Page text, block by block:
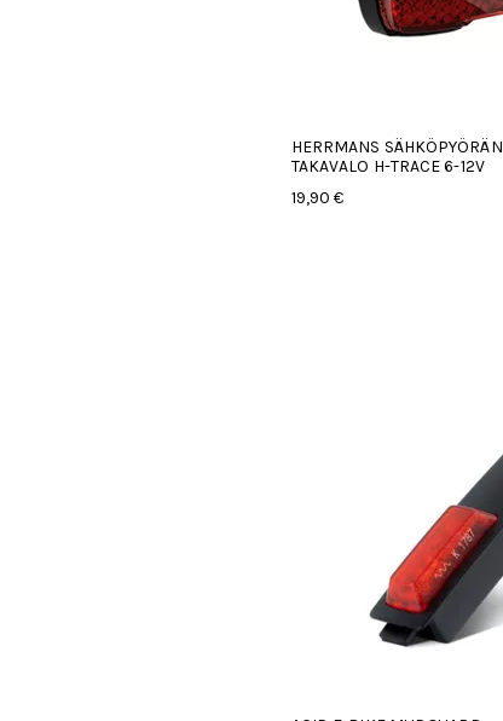
HERRMANS SÄHKÖPYÖRÄN
TAKAVALO H-TRACE 6-12V
19,90 €